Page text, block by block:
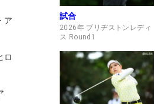
ア
ロ
試合
2026年 ブリヂストンレディ
ス Round1